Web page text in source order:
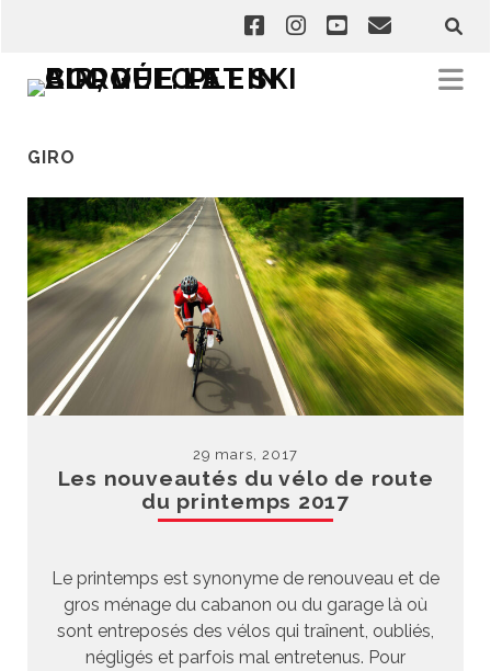
GIRO
29 mars, 2017
Les nouveautés du vélo de route
du printemps 2017
Le printemps est synonyme de renouveau et de
gros ménage du cabanon ou du garage là où
sont entreposés des vélos qui traînent, oubliés,
négligés et parfois mal entretenus. Pour